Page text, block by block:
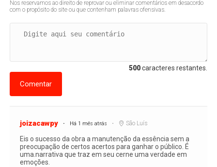
Nos reservamos ao direito de reprovar ou eliminar comentários em desacordo
com o propósito do site ou que contenham palavras ofensivas.
500caracteres restantes.
Comentar
joizacawpy Há 1 mês atrás São Luís
Eis o sucesso da obra a manutenção da essência sem a
preocupação de certos acertos para ganhar o público. É
uma.narrativa que traz em seu cerne uma verdade em
emoções.